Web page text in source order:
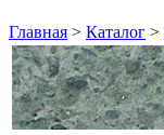
Главная > Каталог >